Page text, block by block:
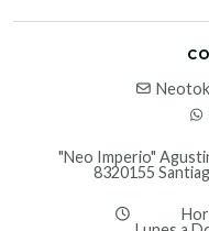
"Neo Imperio"
8320155